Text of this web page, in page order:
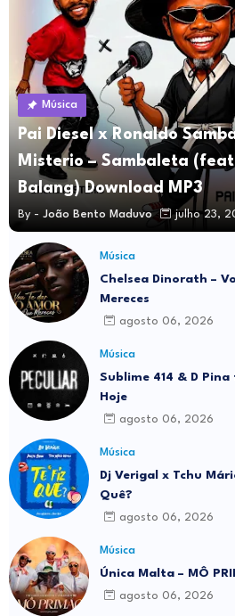
Música
Pai Diesel x Ronaldo
Misterio – Sambaleta
Balang) Download MP3
By - João Bento Maduvo julho 23,
Música
Chelsea Dinorath –
Mereces
agosto 06, 2026
Música
Sublime 414 & D
Hoje
agosto 06, 2026
Música
Dj Verigal x Tchu
Quê?
agosto 06, 2026
Música
Única Malta – MÔ
agosto 06, 2026